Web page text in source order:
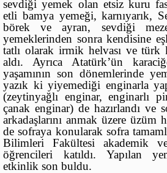
sevdiği yemek olan etsiz kuru
etli bamya yemeği, karnıyarık,
börek ve ayran, sevdiği
yemeklerinden sonra kendisine
tatlı olarak irmik helvası ve türk
aldı. Ayrıca Atatürk’ün
yaşamının son dönemlerinde
yazık ki yiyemediği enginarla
(zeytinyağlı enginar, enginarlı
çanak enginar) de hazırlandı ve
arkadaşlarını anmak üzere üzüm
de sofraya konularak sofra
Bilimleri Fakültesi akademik
öğrencileri katıldı. Yapılan
etkinlik son buldu.